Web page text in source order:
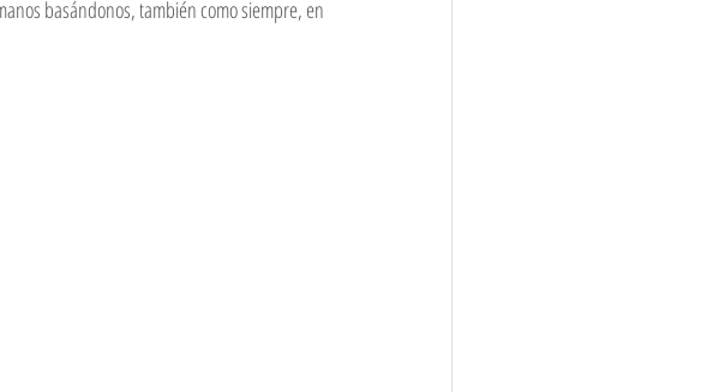
basándonos, también como siempre, en